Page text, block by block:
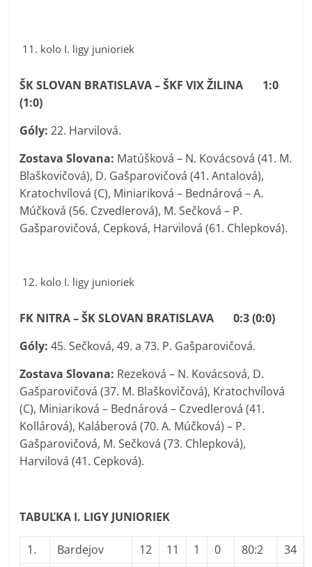
kolo I. ligy junioriek
ŠK SLOVAN BRATISLAVA – ŠKF VIX ŽILINA 1:0
(1:0)
Góly: 22. Harvilová.
Zostava Slovana: Matúšková – N. Kovácsová (41. M.
Blaškovičová), D. Gašparovičová (41. Antalová),
Kratochvílová (C), Miniariková – Bednárová – A.
Múčková (56. Czvedlerová), M. Sečková – P.
Gašparovičová, Cepková, Harvilová (61. Chlepková).
kolo I. ligy junioriek
FK NITRA – ŠK SLOVAN BRATISLAVA 0:3 (0:0)
Góly: 45. Sečková, 49. a 73. P. Gašparovičová.
Zostava Slovana: Rezeková – N. Kovácsová, D.
Gašparovičová (37. M. Blaškovičová), Kratochvílová
(C), Miniariková – Bednárová – Czvedlerová (41.
Kollárová), Kaláberová (70. A. Múčková) – P.
Gašparovičová, M. Sečková (73. Chlepková),
Harvilová (41. Cepková).
TABUĽKA I. LIGY JUNIORIEK
1. Bardejov 12 11 1 0 80:2
34